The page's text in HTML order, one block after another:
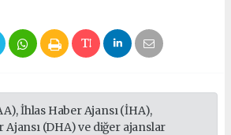
İhlas Haber Ajansı (İHA),
(DHA) ve diğer ajanslar